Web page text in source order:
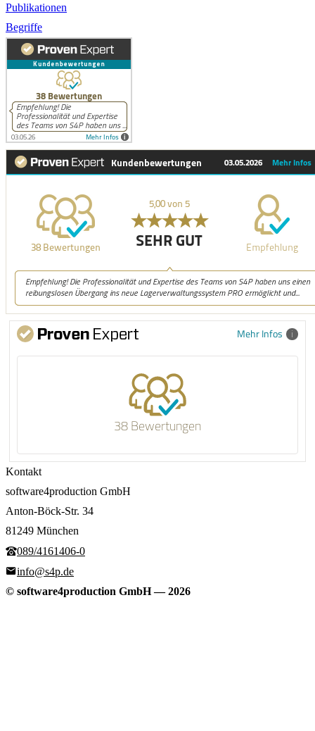
Publikationen
Begriffe
Mehr Infos
38 Bewertungen
Kontakt
software4production GmbH
Anton-Böck-Str. 34
81249 München
089/4161406-0
info@s4p.de
© software4production GmbH—2026